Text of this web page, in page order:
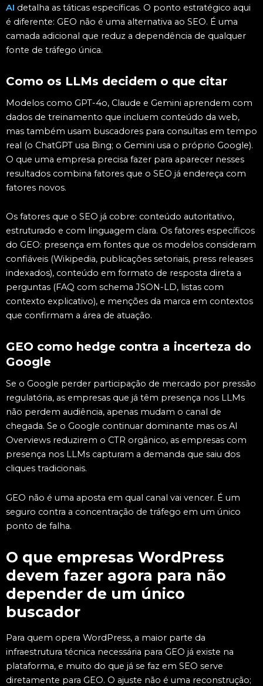
AI detalha as táticas específicas. O ponto estratégico aqui
é diferente: GEO não é uma alternativa ao SEO. É uma
camada adicional que reduz a dependência de qualquer
fonte de tráfego única.
Como os LLMs decidem o que citar
Modelos como GPT-4o, Claude e Gemini aprendem com
dados de treinamento que incluem conteúdo da web,
mas também usam buscadores para consultas em tempo
real (o ChatGPT usa Bing; o Gemini usa o próprio Google).
O que uma empresa precisa fazer para aparecer nesses
resultados combina fatores que o SEO já endereça com
fatores novos.
Os fatores que o SEO já cobre: conteúdo autoritativo,
estruturado e com linguagem clara. Os fatores específicos
do GEO: presença em fontes que os modelos consideram
confiáveis (Wikipedia, publicações setoriais, press releases
indexados), conteúdo em formato de resposta direta a
perguntas (FAQ com schema JSON-LD, listas com
contexto explicativo), e menções da marca em contextos
que confirmam a área de atuação.
GEO como hedge contra a incerteza do
Google
Se o Google perder participação de mercado por pressão
regulatória, as empresas que já têm presença nos LLMs
não perdem audiência, apenas mudam o canal de
chegada. Se o Google continuar dominante mas os AI
Overviews reduzirem o CTR orgânico, as empresas com
presença nos LLMs capturam a demanda que saiu dos
cliques tradicionais.
GEO não é uma aposta em qual canal vai vencer. É um
seguro contra a concentração de tráfego em um único
ponto de falha.
O que empresas WordPress
devem fazer agora para não
depender de um único
buscador
Para quem opera WordPress, a maior parte da
infraestrutura técnica necessária para GEO já existe na
plataforma, e muito do que já se faz em SEO serve
diretamente para GEO. O ajuste não é uma reconstrução;